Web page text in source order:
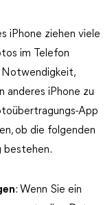
iPhone ziehen viele
im Telefon
anderes iPhone zu
App
ob die folgenden
bestehen.
: Wenn Sie ein